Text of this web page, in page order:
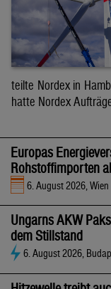
teilte Nordex in
hatte Nordex
Europas
Rohstoffimporten
6. August 2026, Wien
Ungarns AKW
dem Stillstand
6. August 2026,